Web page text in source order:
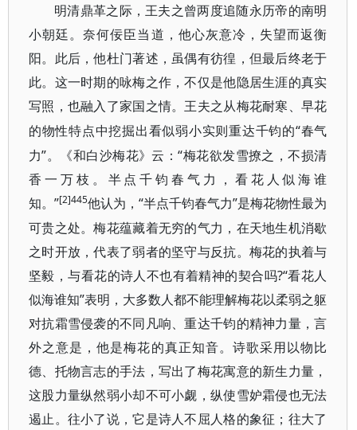
明清鼎革之际，王夫之曾两度追随永历帝的南明
小朝廷。奈何佞臣当道，他心灰意冷，失望而返衡
阳。此后，他杜门著述，虽偶有彷徨，但最后终老于
此。这一时期的咏梅之作，不仅是他隐居生涯的真实
写照，也融入了家国之情。王夫之从梅花耐寒、早花
的物性特点中挖掘出看似弱小实则重达千钧的“春气
力”。《和白沙梅花》云：“梅花欲发雪撩之，不损清
香一万枝。半点千钧春气力，看花人似海谁
知。”[2]445他认为，“半点千钧春气力”是梅花物性最为
可贵之处。梅花蕴藏着无穷的气力，在天地生机消歇
之时开放，代表了弱者的坚守与反抗。梅花的执着与
坚毅，与看花的诗人不也有着精神的契合吗?“看花人
似海谁知”表明，大多数人都不能理解梅花以柔弱之躯
对抗霜雪侵袭的不同凡响、重达千钧的精神力量，言
外之意是，他是梅花的真正知音。诗歌采用以物比
德、托物言志的手法，写出了梅花寓意的新生力量，
这股力量纵然弱小却不可小觑，纵使雪妒霜侵也无法
遏止。往小了说，它是诗人不屈人格的象征；往大了